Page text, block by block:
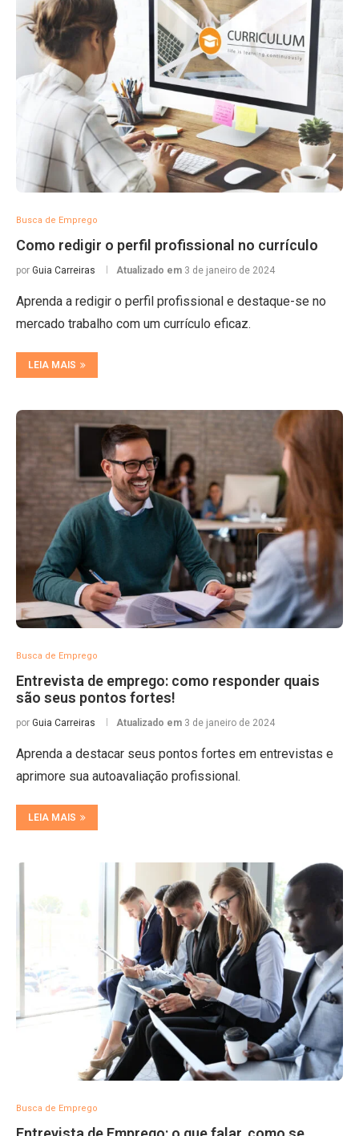
Busca de Emprego
Como redigir o perfil profissional no currículo
por Guia Carreiras Atualizado em 3 de janeiro de 2024
Aprenda a redigir o perfil profissional e destaque-se no
mercado trabalho com um currículo eficaz.
LEIA MAIS
Busca de Emprego
Entrevista de emprego: como responder quais
são seus pontos fortes!
por Guia Carreiras Atualizado em 3 de janeiro de 2024
Aprenda a destacar seus pontos fortes em entrevistas e
aprimore sua autoavaliação profissional.
LEIA MAIS
Busca de Emprego